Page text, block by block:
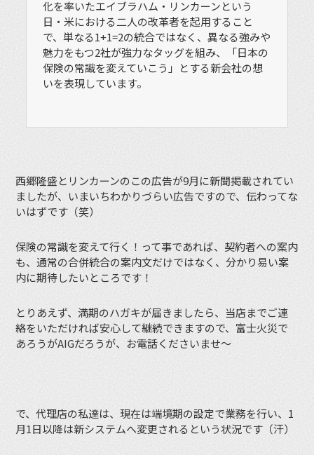
化を率いたエイブラハム・リンカーンという
日・米における二人の改革者を起用すること
で、単なる1+1=2の統合ではなく、異なる強みや
魅力をもつ2社が強力なタッグを組み、「日本の
保険の常識を変えていこう」とする新会社の想
いを表現しています。
西郷隆盛とリンカーンのこの広告が9月に新聞掲載されてい
ましたが、いまいちわかりづらい広告ですので、伝わってな
いはずです（笑）
保険の常識を変えて行く！って事であれば、契約者への案内
も、通常の合併統合の案内文だけではなく、分かり易い案
内に期待したいところです！
とりあえず、満期のハガキが届きましたら、当店までご連
絡をいただければ安心して継続できますので、富士火災で
あろうがAIGだろうが、お電話くださいませ〜
で、代理店の私達は、現在は端境期の設定で業務を行い、1
月1日以降は新システムへ変更されるという状況です（汗）